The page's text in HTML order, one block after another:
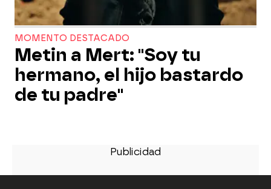
MOMENTO DESTACADO
Metin a Mert: "Soy tu
hermano, el hijo bastardo
de tu padre"